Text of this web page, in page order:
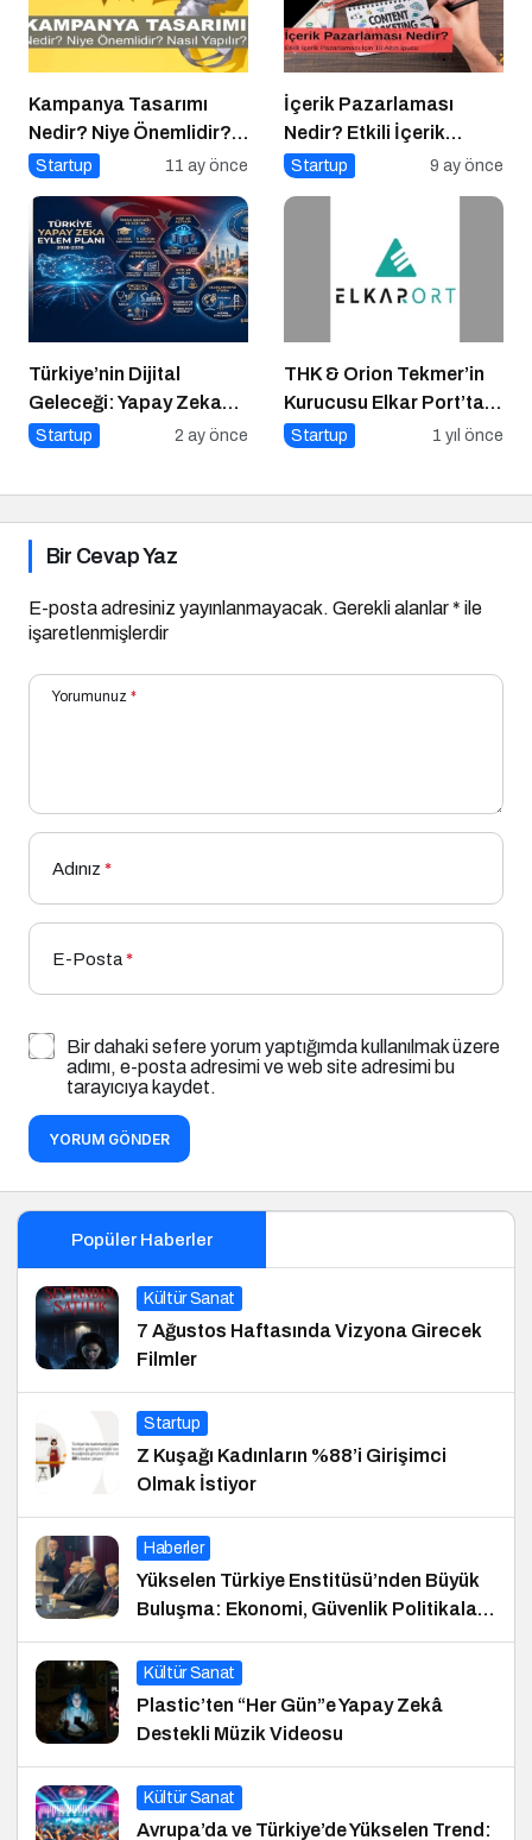
Kampanya Tasarımı
Nedir? Niye Önemlidir?
Kampanya Tasarımı
Startup 11 ay önce
İçerik Pazarlaması
Nedir? Etkili İçerik
Pazarlaması İçin 10
Startup 9 ay önce
Türkiye’nin Dijital
Geleceği: Yapay Zeka
Çağında “BİLGE”
Startup 2 ay önce
THK & Orion Tekmer’in
Kurucusu Elkar Port’tan
Savunma Sanayii
Startup 1 yıl önce
Bir Cevap Yaz
E-posta adresiniz yayınlanmayacak. Gerekli alanlar* ile
işaretlenmişlerdir
Yorumunuz *
Adınız *
E-Posta*
Bir dahaki sefere yorum yaptığımda kullanılmak üzere
adımı, e-posta adresimi ve web site adresimi bu
tarayıcıya kaydet.
YORUM GÖNDER
Popüler Haberler
Kültür Sanat
7 Ağustos Haftasında Vizyona Girecek
Filmler
Startup
Z Kuşağı Kadınların %88’i Girişimci
Olmak İstiyor
Haberler
Yükselen Türkiye Enstitüsü’nden Büyük
Buluşma: Ekonomi, Güvenlik Politikaları
ve Hukuk Konferansı
Kültür Sanat
Plastic’ten “Her Gün”e Yapay Zekâ
Destekli Müzik Videosu
Kültür Sanat
Avrupa’da ve Türkiye’de Yükselen Trend: